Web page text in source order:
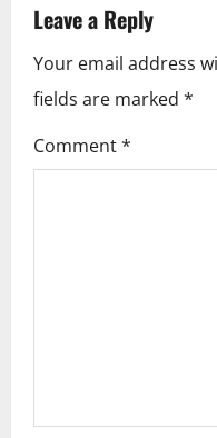
v
i
g
a
Leave a Reply
Your email address
fields are marked *
Comment*